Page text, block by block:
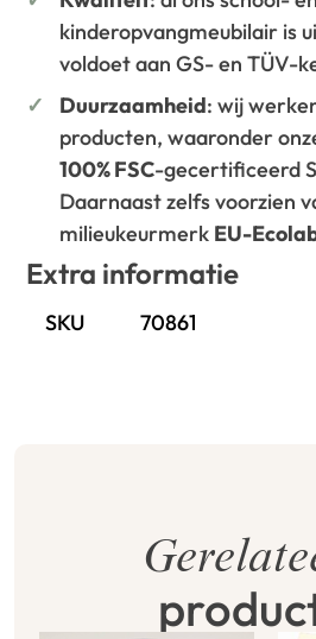
kinderopvangmeubilair is
voldoet aan GS- en TÜV-
Duurzaamheid: wij
producten, waaronder
100% FSC-gecertificeerd
Daarnaast zelfs voorzien
milieukeurmerk EU-
Extra informatie
SKU 70861